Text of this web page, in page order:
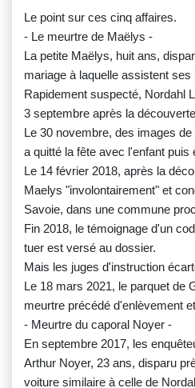
Le point sur ces cinq affaires.
- Le meurtre de Maëlys -
La petite Maëlys, huit ans,
mariage à laquelle assistent
Rapidement suspecté, Nordahl
3 septembre après la
Le 30 novembre, des images
a quitté la fête avec l'enfant
Le 14 février 2018, après la
Maelys "involontairement" et
Savoie, dans une commune
Fin 2018, le témoignage d'un
tuer est versé au dossier.
Mais les juges d'instruction
Le 18 mars 2021, le parquet de
meurtre précédé d'enlèvement
- Meurtre du caporal Noyer -
En septembre 2017, les
Arthur Noyer, 23 ans, disparu
voiture similaire à celle de